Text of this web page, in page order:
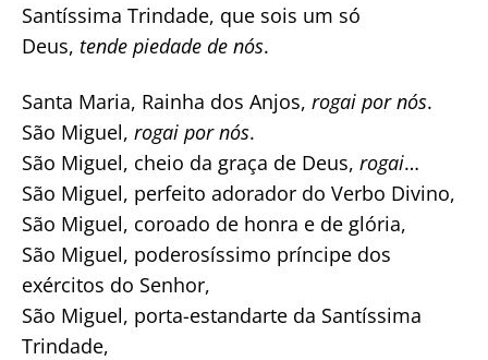
Santíssima Trindade, que sois um só
Deus, tende piedade de nós.
Santa Maria, Rainha dos Anjos, rogai por nós.
São Miguel, rogai por nós.
São Miguel, cheio da graça de Deus, rogai…
São Miguel, perfeito adorador do Verbo Divino,
São Miguel, coroado de honra e de glória,
São Miguel, poderosíssimo príncipe dos
exércitos do Senhor,
São Miguel, porta-estandarte da Santíssima
Trindade,